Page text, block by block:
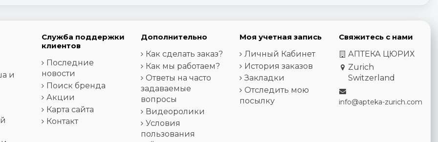
и
Служба поддержки
клиентов
Последние
новости
Поиск бренда
Акции
Карта сайта
Контакт
Дополнительно
Как сделать заказ?
Как мы работаем?
Ответы на часто
задаваемые
вопросы
Видеоролики
Условия
пользования
Моя учетная запись
Личный Кабинет
История заказов
Закладки
Отследить мою
посылку
Свяжитесь с нами
АПТЕКА ЦЮРИХ
Zurich
Switzerland
info@apteka-zurich.com